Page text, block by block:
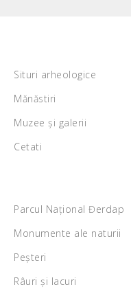
Situri arheologice
Mănăstiri
Muzee și galerii
Cetati
Parcul Național Đerdap
Monumente ale naturii
Peșteri
Râuri și lacuri